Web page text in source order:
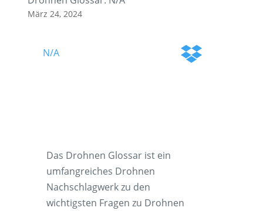
März 24, 2024
N/A
Das Drohnen Glossar ist ein
umfangreiches Drohnen
Nachschlagwerk zu den
wichtigsten Fragen zu Drohnen